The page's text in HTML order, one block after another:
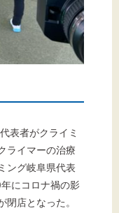
表者がクライミ
ライマーの治療
ング岐阜県代表
にコロナ禍の影
店となった。